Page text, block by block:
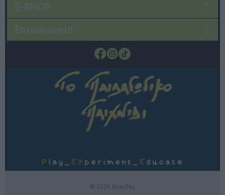
E-SHOP
Επικοινωνία
© 2026 Κλειδάς